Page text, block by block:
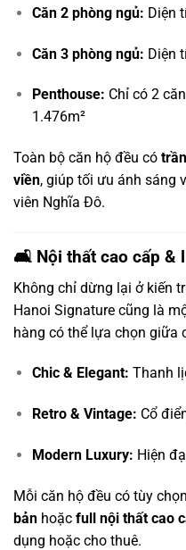
Căn 2 phòng ngủ: Diện
Căn 3 phòng ngủ: Diện
Penthouse: Chỉ có 2
1.476m²
Toàn bộ căn hộ đều có
viền, giúp tối ưu ánh sáng
viên Nghĩa Đô.
🛋️ Nội thất cao cấp &
Không chỉ dừng lại ở kiến
Hanoi Signature cũng là
hàng có thể lựa chọn giữa
Chic & Elegant: Thanh
Retro & Vintage: Cổ
Modern Luxury: Hiện
Mỗi căn hộ đều có tùy
bản hoặc full nội thất cao
dụng hoặc cho thuê.